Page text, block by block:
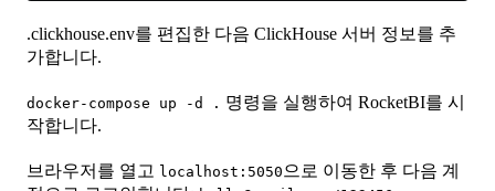
.clickhouse.env를 편집한 다음 ClickHouse 서버 정보를 추
가합니다.
docker-compose up -d . 명령을 실행하여 RocketBI를 시
작합니다.
브라우저를 열고 localhost:5050 으로 이동한 후 다음 계